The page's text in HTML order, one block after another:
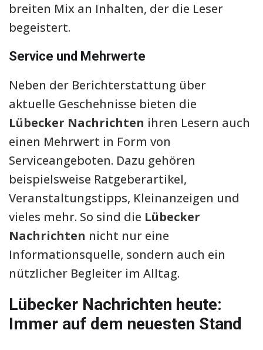
breiten Mix an Inhalten, der die Leser
begeistert.
Service und Mehrwerte
Neben der Berichterstattung über
aktuelle Geschehnisse bieten die
Lübecker Nachrichten ihren Lesern auch
einen Mehrwert in Form von
Serviceangeboten. Dazu gehören
beispielsweise Ratgeberartikel,
Veranstaltungstipps, Kleinanzeigen und
vieles mehr. So sind die Lübecker
Nachrichten nicht nur eine
Informationsquelle, sondern auch ein
nützlicher Begleiter im Alltag.
Lübecker Nachrichten heute:
Immer auf dem neuesten Stand